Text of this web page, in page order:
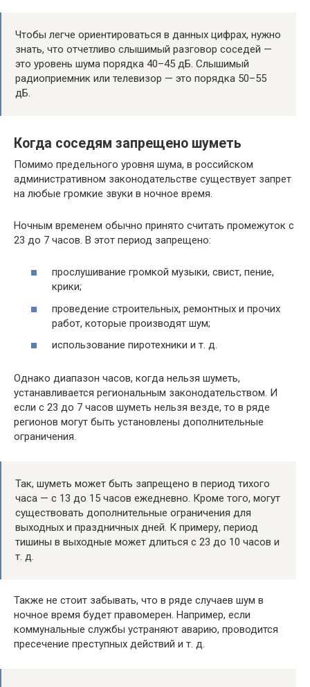
Чтобы легче ориентироваться в данных цифрах, нужно
знать, что отчетливо слышимый разговор соседей —
это уровень шума порядка 40–45 дБ. Слышимый
радиоприемник или телевизор — это порядка 50–55
дБ.
Когда соседям запрещено шуметь
Помимо предельного уровня шума, в российском
административном законодательстве существует запрет
на любые громкие звуки в ночное время.
Ночным временем обычно принято считать промежуток с
23 до 7 часов. В этот период запрещено:
прослушивание громкой музыки, свист, пение,
крики;
проведение строительных, ремонтных и прочих
работ, которые производят шум;
использование пиротехники и т. д.
Однако диапазон часов, когда нельзя шуметь,
устанавливается региональным законодательством. И
если с 23 до 7 часов шуметь нельзя везде, то в ряде
регионов могут быть установлены дополнительные
ограничения.
Так, шуметь может быть запрещено в период тихого
часа — с 13 до 15 часов ежедневно. Кроме того, могут
существовать дополнительные ограничения для
выходных и праздничных дней. К примеру, период
тишины в выходные может длиться с 23 до 10 часов и
т. д.
Также не стоит забывать, что в ряде случаев шум в
ночное время будет правомерен. Например, если
коммунальные службы устраняют аварию, проводится
пресечение преступных действий и т. д.